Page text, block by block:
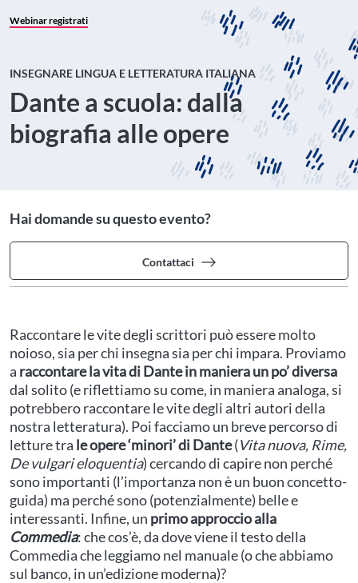
Webinar registrati
INSEGNARE LINGUA E LETTERATURA ITALIANA
Dante a scuola: dalla
biografia alle opere
Hai domande su questo evento?
Contattaci
Raccontare le vite degli scrittori può essere molto
noioso, sia per chi insegna sia per chi impara. Proviamo
a raccontare la vita di Dante in maniera un po’ diversa
dal solito (e riflettiamo su come, in maniera analoga, si
potrebbero raccontare le vite degli altri autori della
nostra letteratura). Poi facciamo un breve percorso di
letture tra le opere ‘minori’ di Dante(Vita nuova, Rime,
De vulgari eloquentia) cercando di capire non perché
sono importanti (l’importanza non è un buon concetto-
guida) ma perché sono (potenzialmente) belle e
interessanti. Infine, un primo approccio alla
Commedia: che cos’è, da dove viene il testo della
Commedia che leggiamo nel manuale (o che abbiamo
sul banco, in un’edizione moderna)?